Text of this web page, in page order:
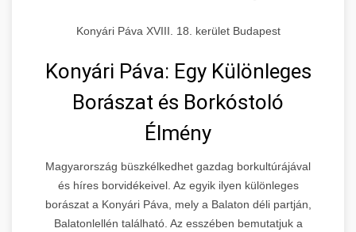
Konyári Páva XVIII. 18. kerület Budapest
Konyári Páva: Egy Különleges
Borászat és Borkóstoló
Élmény
Magyarország büszkélkedhet gazdag borkultúrájával
és híres borvidékeivel. Az egyik ilyen különleges
borászat a Konyári Páva, mely a Balaton déli partján,
Balatonlellén található. Az esszében bemutatjuk a